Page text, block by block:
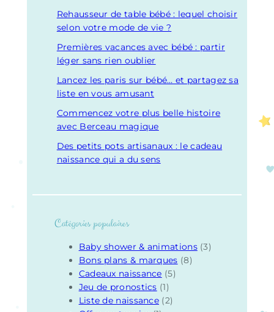
Rehausseur de table bébé : lequel choisir
selon votre mode de vie ?
Premières vacances avec bébé : partir
léger sans rien oublier
Lancez les paris sur bébé… et partagez sa
liste en vous amusant
Commencez votre plus belle histoire
avec Berceau magique
Des petits pots artisanaux : le cadeau
naissance qui a du sens
Catégories populaires
Baby shower & animations(3)
Bons plans & marques (8)
Cadeaux naissance (5)
Jeu de pronostics (1)
Liste de naissance (2)